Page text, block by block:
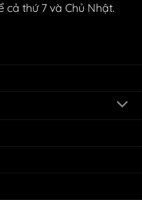
cả thứ 7 và Chủ Nhật.